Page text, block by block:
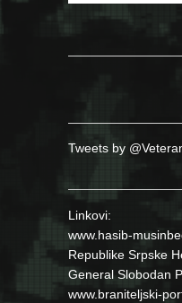
Tweets by
Linkovi:
www.hasib-
Republike Srpske
General Slobodan
www.braniteljski-